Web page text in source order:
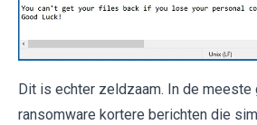
Dit is echter zeldzaam. In de meeste
ransomware kortere berichten die